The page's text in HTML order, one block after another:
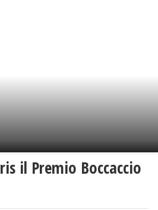
il Premio Boccaccio